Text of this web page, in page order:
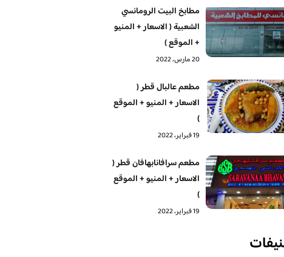
مطابخ البيت الرومانسي
الشعبية ( الاسعار + المنيو
+ الموقع )
20 مارس، 2022
مطعم عالبال قطر (
الاسعار + المنيو + الموقع
)
19 فبراير، 2022
مطعم سرافانابهافان قطر (
الاسعار + المنيو + الموقع
)
19 فبراير، 2022